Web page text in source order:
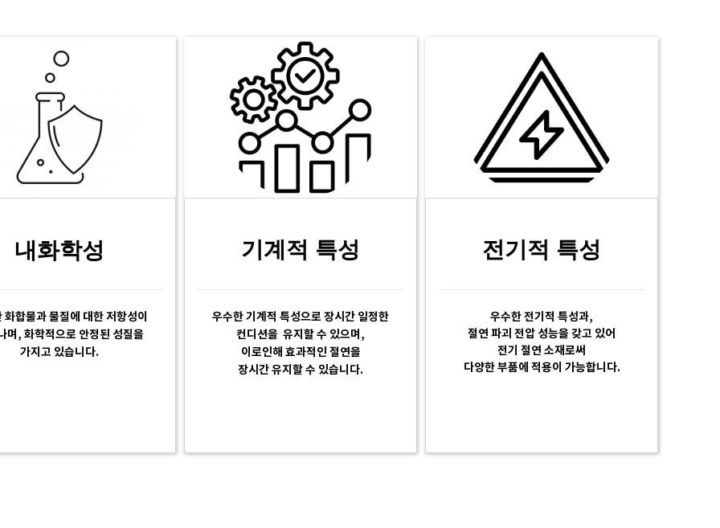
내화학성
화합물과 물질에 대한 저항성이
며, 화학적으로 안정된 성질을
가지고 있습니다.
기계적 특성
우수한 기계적 특성으로 장시간 일정한
컨디션을 유지할 수 있으며,
이로인해 효과적인 절연을
장시간 유지할 수 있습니다.
전기적 특성
우수한 전기적 특성과,
절연 파괴 전압 성능을 갖고 있어
전기 절연 소재로써
다양한 부품에 적용이 가능합니다.